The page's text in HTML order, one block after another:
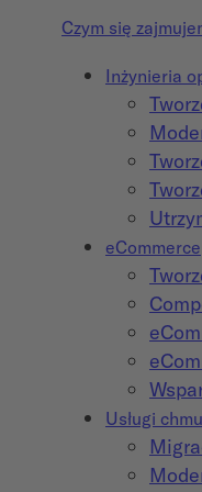
Czym się
Inżynieria
eCommerce
Usługi